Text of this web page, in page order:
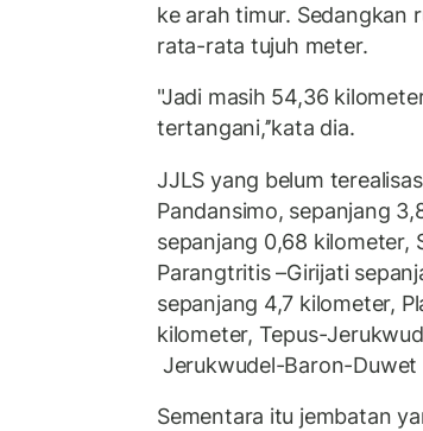
ke arah timur. Sedangkan
rata-rata tujuh meter.
"Jadi masih 54,36
tertangani,’’kata dia.
JJLS yang belum
Pandansimo, sepanjang
sepanjang 0,68 kilometer,
Parangtritis –Girijati
sepanjang 4,7 kilometer,
kilometer, Tepus-
Jerukwudel-Baron-Duwet
Sementara itu jembatan